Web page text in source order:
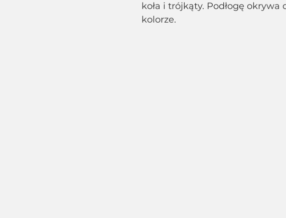
koła i trójkąty. Podłogę
kolorze.